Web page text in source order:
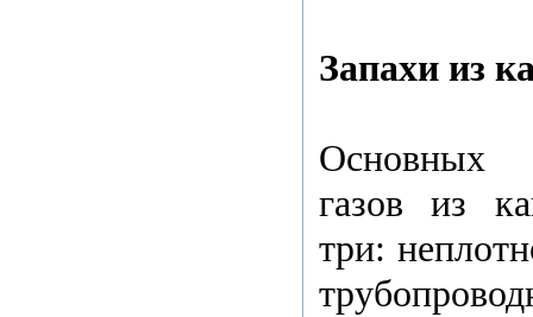
Запахи из
Основных
газов из
три: